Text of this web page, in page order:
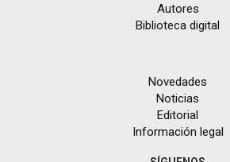
Autores
Biblioteca digital
Novedades
Noticias
Editorial
Información legal